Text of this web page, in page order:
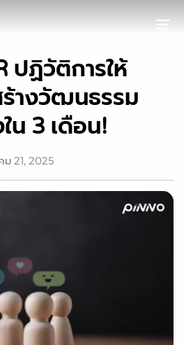
ปฏิวัติการให้
างวัฒนธรรม
น 3 เดือน!
ม 21, 2025